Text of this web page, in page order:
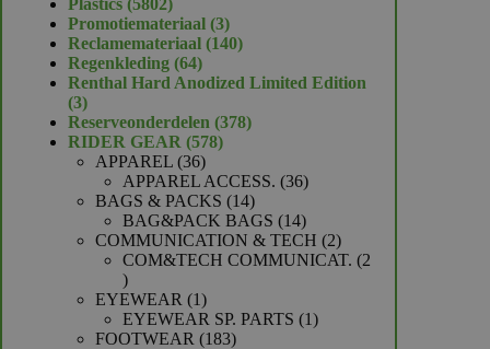
Plastics 5802
producten
Promotiemateriaal 33
producten
Reclamemateriaal 140140
Regenkleding 6464
producten
Renthal Hard Anodized Limited Edition
33
producten
Reserveonderdelen 378378
RIDER GEAR 578578
APPAREL 3636
producten
APPAREL ACCESS. 3636
BAGS & PACKS 1414
producten
BAG&PACK BAGS 1414
producten
COMMUNICATION & TECH 22
producten
COM&TECH COMMUNICAT.
2
2
producten
EYEWEAR 11
product
EYEWEAR SP. PARTS 11
FOOTWEAR 183183